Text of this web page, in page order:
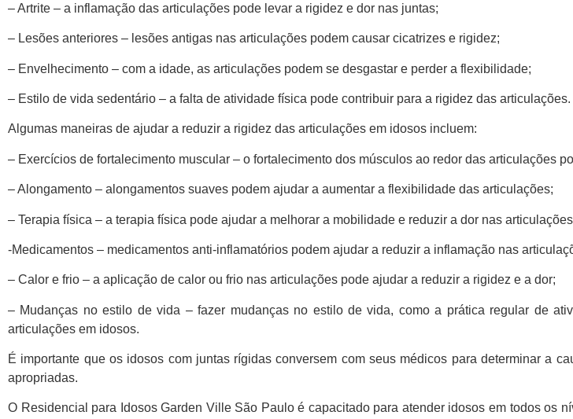
– Artrite – a inflamação das articulações pode levar a rigidez e dor nas juntas;
– Lesões anteriores – lesões antigas nas articulações podem causar cicatrizes e rigidez;
– Envelhecimento – com a idade, as articulações podem se desgastar e perder a flexibilidade;
– Estilo de vida sedentário – a falta de atividade física pode contribuir para a rigidez das articulações.
Algumas maneiras de ajudar a reduzir a rigidez das articulações em idosos incluem:
– Exercícios de fortalecimento muscular – o fortalecimento dos músculos ao redor das articulações
– Alongamento – alongamentos suaves podem ajudar a aumentar a flexibilidade das articulações;
– Terapia física – a terapia física pode ajudar a melhorar a mobilidade e reduzir a dor nas
-Medicamentos – medicamentos anti-inflamatórios podem ajudar a reduzir a inflamação nas
– Calor e frio – a aplicação de calor ou frio nas articulações pode ajudar a reduzir a rigidez e a dor;
– Mudanças no estilo de vida – fazer mudanças no estilo de vida, como a prática regular de
articulações em idosos.
É importante que os idosos com juntas rígidas conversem com seus médicos para determinar a
apropriadas.
O Residencial para Idosos Garden Ville São Paulo é capacitado para atender idosos em todos os